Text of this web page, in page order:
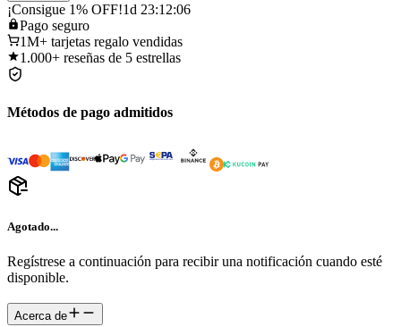
¡Consigue 1% OFF!1d 23:12:06
Pago seguro
1M+ tarjetas regalo vendidas
1.000+ reseñas de 5 estrellas
Métodos de pago admitidos
Agotado...
Regístrese a continuación para recibir una notificación cuando esté
disponible.
Acerca de